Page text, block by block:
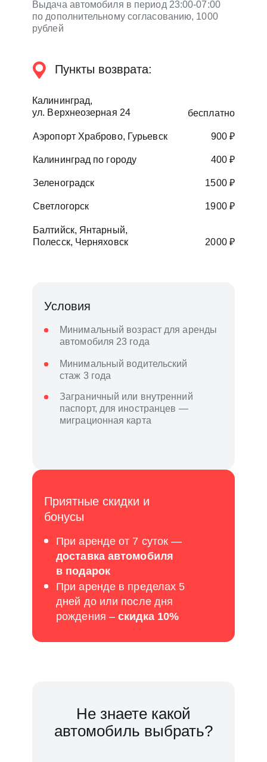
Расчёт предварительный, не является публичной
Выдача автомобиля в период 23:00-07:00
по дополнительному согласованию, 1000
рублей
При аренде в пределах 5
дней до или после дня
рождения –скидка 10%
При аренде от 7 суток —
доставка автомобиля
в подарок
Приятные скидки и
бонусы
бесплатно
Калининград,
ул. Верхнеозерная 24
900 ₽
Аэропорт Храброво, Гурьевск
400 ₽
Калининград по городу
1500 ₽
Зеленоградск
1900 ₽
Светлогорск
Балтийск, Янтарный,
Полесск, Черняховск
2000 ₽
Пункты возврата:
Заграничный или внутренний
паспорт, для иностранцев —
миграционная карта
Минимальный водительский
стаж 3 года
Минимальный возраст для аренды
автомобиля 23 года
Условия
Не знаете какой
автомобиль выбрать?